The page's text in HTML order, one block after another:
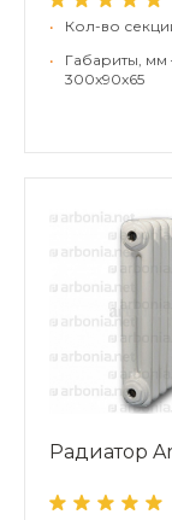
•
Кол-во
•
Габариты,
300x90x65
Радиатор